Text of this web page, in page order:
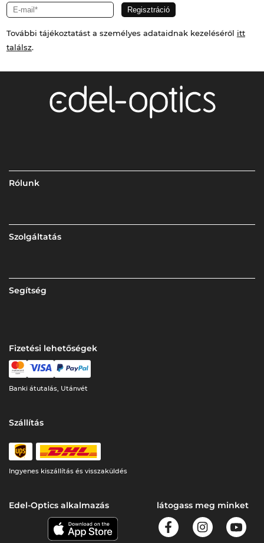
További tájékoztatást a személyes adataidnak kezeléséről itt
találsz.
Rólunk
Szolgáltatás
Segítség
Fizetési lehetőségek
Banki átutalás, Utánvét
Szállítás
Ingyenes kiszállítás és visszaküldés
Edel-Optics alkalmazás látogass meg minket